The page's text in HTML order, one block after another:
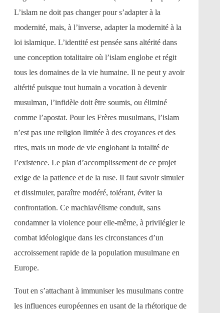
L’islam ne doit pas changer pour s’adapter à la
modernité, mais, à l’inverse, adapter la modernité à la
loi islamique. L’identité est pensée sans altérité dans
une conception totalitaire où l’islam englobe et régit
tous les domaines de la vie humaine. Il ne peut y avoir
altérité puisque tout humain a vocation à devenir
musulman, l’infidèle doit être soumis, ou éliminé
comme l’apostat. Pour les Frères musulmans, l’islam
n’est pas une religion limitée à des croyances et des
rites, mais un mode de vie englobant la totalité de
l’existence. Le plan d’accomplissement de ce projet
exige de la patience et de la ruse. Il faut savoir simuler
et dissimuler, paraître modéré, tolérant, éviter la
confrontation. Ce machiavélisme conduit, sans
condamner la violence pour elle-même, à privilégier le
combat idéologique dans les circonstances d’un
accroissement rapide de la population musulmane en
Europe.
Tout en s’attachant à immuniser les musulmans contre
les influences européennes en usant de la rhétorique de